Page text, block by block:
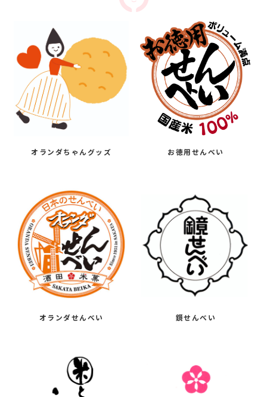
オランダちゃんグッズ お徳用せんべい
オランダせんべい 鏡せんべい